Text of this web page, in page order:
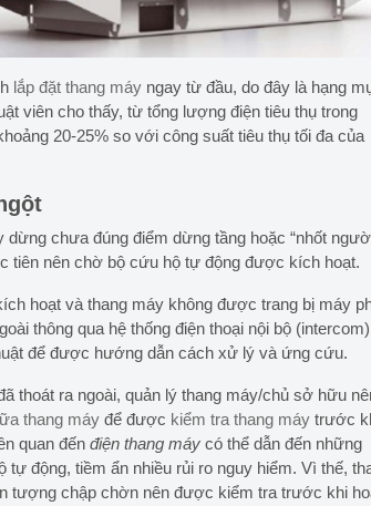
lắp đặt thang máy ngay từ đầu, do đây là hạng
viên cho thấy, từ tổng lượng điện tiêu thụ trong
20-25% so với công suất tiêu thụ tối đa của
chưa đúng điểm dừng tầng hoặc “nhốt
tiên nên chờ bộ cứu hộ tự động được kích hoạt.
hoạt và thang máy không được trang bị máy
thông qua hệ thống điện thoại nội bộ (intercom)
để được hướng dẫn cách xử lý và ứng cứu.
thoát ra ngoài, quản lý thang máy/chủ sở hữu
thang máy để được kiểm tra thang máy trước
quan đến điện thang máy có thể dẫn đến những
động, tiềm ẩn nhiều rủi ro nguy hiểm. Vì thế,
tượng chập chờn nên được kiểm tra trước khi